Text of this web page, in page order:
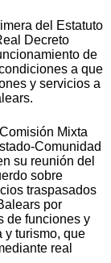
del Estatuto
Decreto
de
a que
y servicios a
Mixta
Comunidad
su reunión del
sobre
traspasados
por
de funciones y
y turismo, que
real